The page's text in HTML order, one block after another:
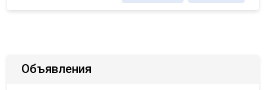
Объявления